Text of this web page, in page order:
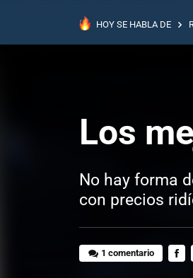
HOY SE HABLA DE
Los
No hay forma
con precios
1 comentario